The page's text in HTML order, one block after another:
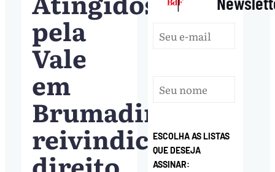
pela
Vale
em
Brumadinho
reivindicamESCOLHA AS LISTAS
QUE DESEJA
ASSINAR: